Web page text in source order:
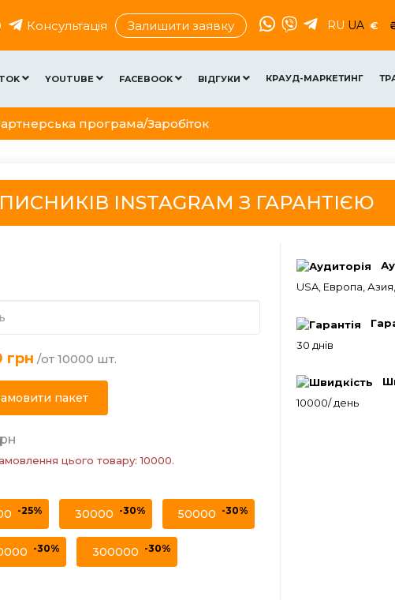
Консультація Залишити заявку RU UA €
YOUTUBE FACEBOOK ВІДГУКИ КРАУД-МАРКЕТИНГ
програма/Заробіток
INSTAGRAM З ГАРАНТІЄЮ
грн /от 10000 шт.
пакет
цього товару: 10000.
-25% 30000 -30% 50000 -30%
-30% 300000 -30%
USA, Европа,
30 днів
10000/ день